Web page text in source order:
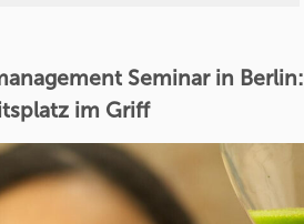
Seminar in Berlin:
im Griff